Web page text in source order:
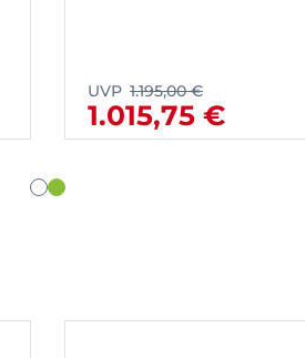
UVP 1.195,00 €
1.015,75 €